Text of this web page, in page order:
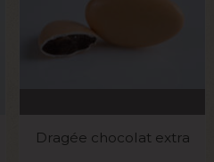
Dragée chocolat extra